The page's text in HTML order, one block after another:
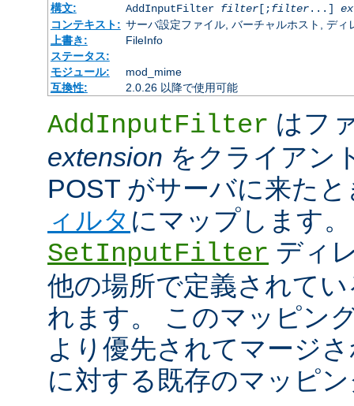
構文:
AddInputFilter filter[;filter...]
コンテキスト: サーバ設定ファイル, バーチャルホスト, ディ
上書き:
FileInfo
ステータス:
モジュール:
mod_mime
互換性:
2.0.26 以降で使用可能
AddInputFilter はフ
extension をクライアン
POST がサーバに来た
ィルタ にマップします
SetInputFilter ディ
他の場所で定義されて
れます。 このマッピン
より優先されてマージ
に対する既存のマッピ